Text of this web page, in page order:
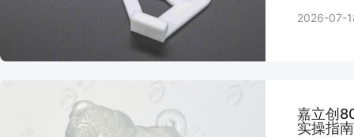
2026-07-
嘉立创
实操指南